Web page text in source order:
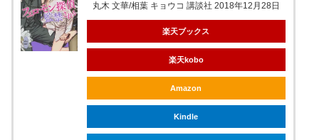
丸木 文華/相葉 キョウコ 講談社 2018年12月28日
楽天ブックス
楽天kobo
Amazon
Kindle